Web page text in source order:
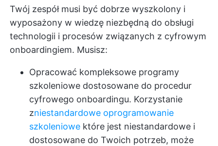
Twój zespół musi być dobrze wyszkolony i
wyposażony w wiedzę niezbędną do obsługi
technologii i procesów związanych z cyfrowym
onboardingiem. Musisz:
Opracować kompleksowe programy
szkoleniowe dostosowane do procedur
cyfrowego onboardingu. Korzystanie
zniestandardowe oprogramowanie
szkoleniowe które jest niestandardowe i
dostosowane do Twoich potrzeb, może